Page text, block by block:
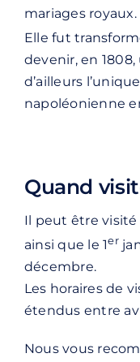
mariages royaux.
Elle fut
devenir, en 1808,
d’ailleurs
napoléonienne
Quand
Il peut être visité
ainsi que le 1er
décembre.
Les horaires de
étendus entre
Nous vous